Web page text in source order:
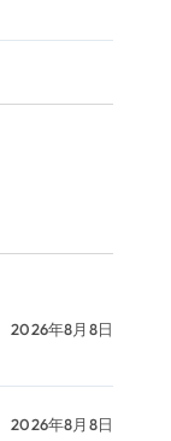
2026年8月8日
2026年8月8日